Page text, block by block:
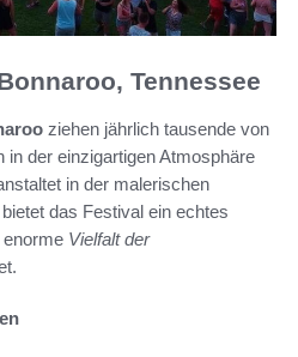
Tennessee
ziehen jährlich tausende von
in der einzigartigen Atmosphäre
in der malerischen
das Festival ein echtes
Vielfalt der